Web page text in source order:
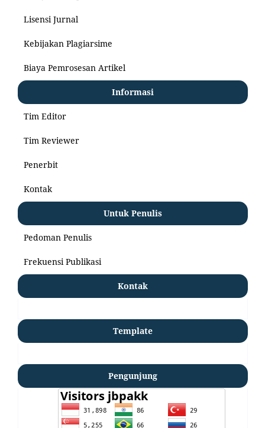
Lisensi Jurnal
Kebijakan Plagiarsime
Biaya Pemrosesan Artikel
Informasi
Tim Editor
Tim Reviewer
Penerbit
Kontak
Untuk Penulis
Pedoman Penulis
Frekuensi Publikasi
Kontak
Template
Pengunjung